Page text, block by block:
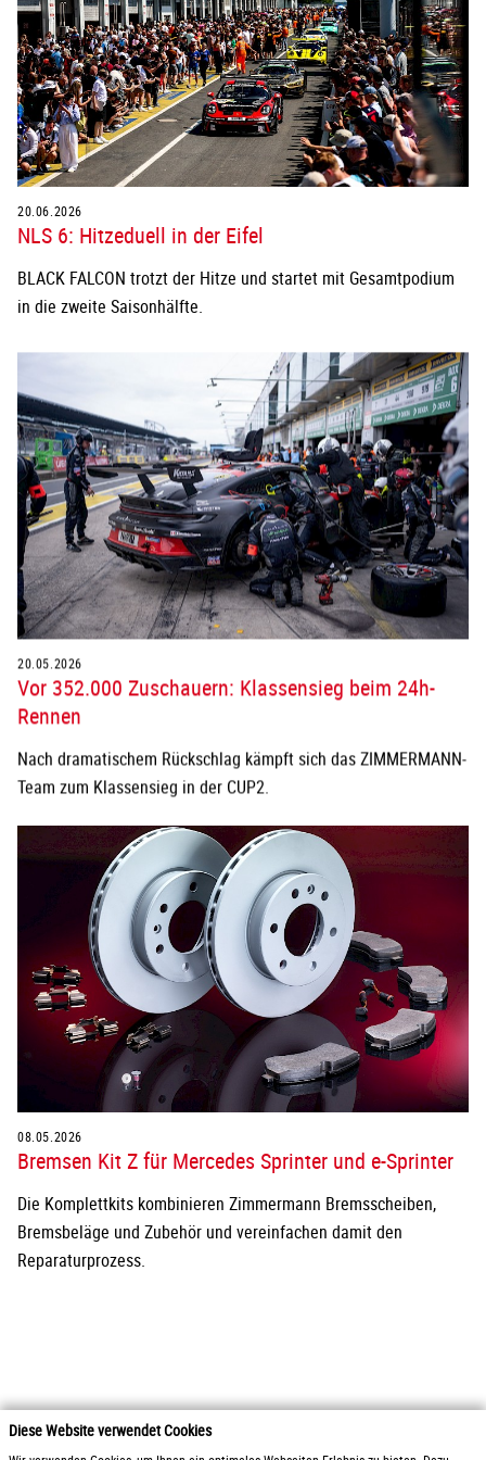
Diese Website verwendet Cookies
20.06.2026
NLS 6: Hitzeduell in der Eifel
BLACK FALCON trotzt der Hitze und startet mit Gesamtpodium
in die zweite Saisonhälfte.
20.05.2026
Vor 352.000 Zuschauern: Klassensieg beim 24h-
Rennen
Nach dramatischem Rückschlag kämpft sich das ZIMMERMANN-
Team zum Klassensieg in der CUP2.
08.05.2026
Bremsen Kit Z für Mercedes Sprinter und e-Sprinter
Die Komplettkits kombinieren Zimmermann Bremsscheiben,
Bremsbeläge und Zubehör und vereinfachen damit den
Reparaturprozess.
2026 Otto Zimmermann Maschinen- und Apparatebau GmbH